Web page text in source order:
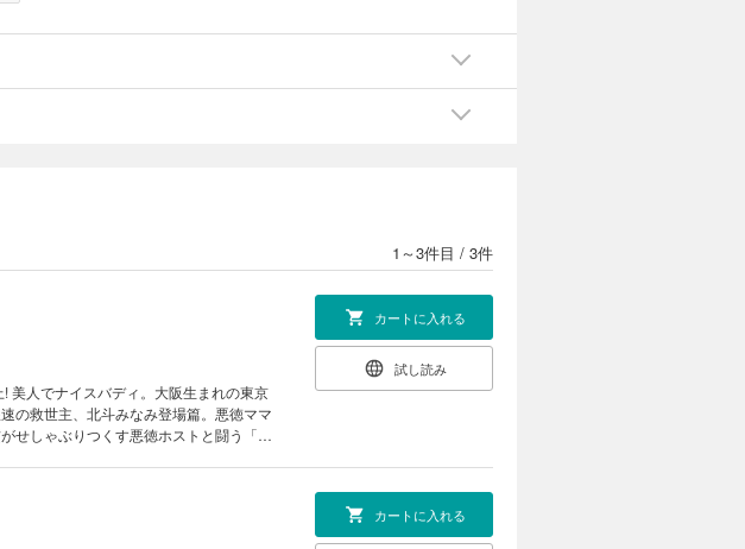
1～3件目 / 3件
の救世主、北斗みなみ登場篇。悪徳ママ
せしゃぶりつくす悪徳ホストと闘う「ホ
炸裂する!
カートに入れる
試し読み
カートに入れる